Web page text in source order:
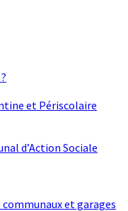
et Périscolaire
d’Action Sociale
et garages